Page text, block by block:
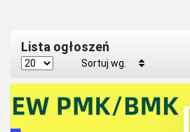
Lista ogłoszeń
Sortuj wg.